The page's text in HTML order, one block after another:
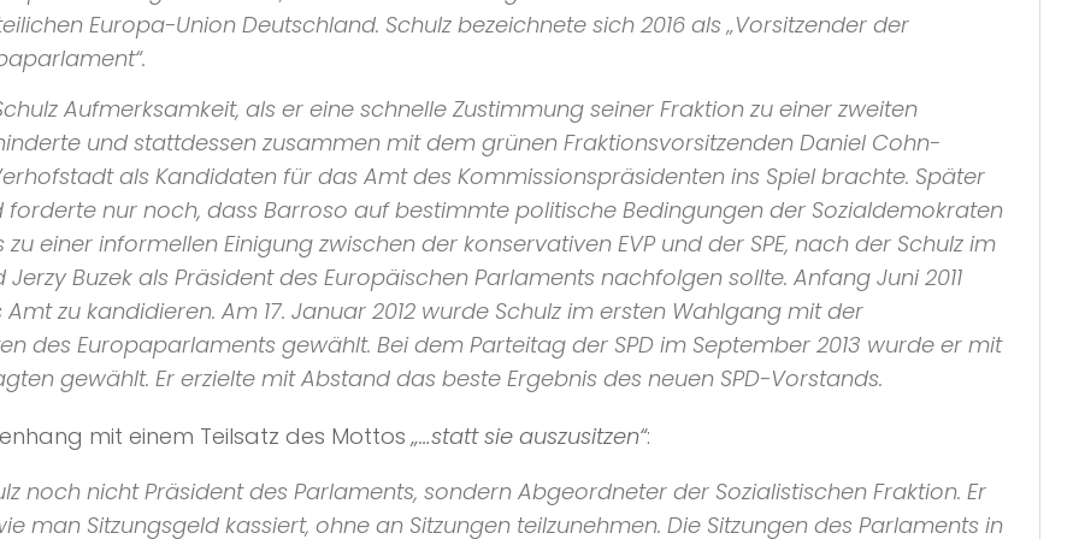
Europa-Union Deutschland. Schulz bezeichnete sich 2016 als„Vorsitzender der
.
Aufmerksamkeit, als er eine schnelle Zustimmung seiner Fraktion zu einer zweiten
und stattdessen zusammen mit dem grünen Fraktionsvorsitzenden Daniel Cohn-
als Kandidaten für das Amt des Kommissionspräsidenten ins Spiel brachte. Später
forderte nur noch, dass Barroso auf bestimmte politische Bedingungen der Sozialdemokraten
einer informellen Einigung zwischen der konservativenEVPund der SPE, nach der Schulz im
Jerzy Buzek als Präsident des Europäischen Parlaments nachfolgen sollte. Anfang Juni 2011
zu kandidieren. Am 17. Januar 2012 wurde Schulz im ersten Wahlgang mit der
des Europaparlaments gewählt. Bei dem Parteitag der SPD im September 2013 wurde er mit
gewählt. Er erzielte mit Abstand das beste Ergebnis des neuen SPD-Vorstands.
mit einem Teilsatz des Mottos„…statt sie auszusitzen“:
noch nicht Präsident des Parlaments, sondern Abgeordneter der Sozialistischen Fraktion. Er
man Sitzungsgeld kassiert, ohne an Sitzungen teilzunehmen. Die Sitzungen des Parlaments in